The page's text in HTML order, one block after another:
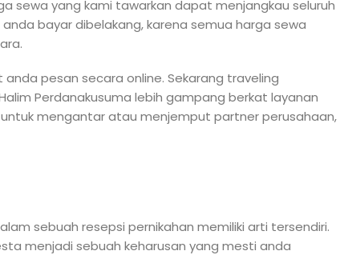
sewa yang kami tawarkan dapat menjangkau seluruh
bayar dibelakang, karena semua harga sewa
pesan secara online. Sekarang traveling
Perdanakusuma lebih gampang berkat layanan
mengantar atau menjemput partner perusahaan,
sebuah resepsi pernikahan memiliki arti tersendiri.
menjadi sebuah keharusan yang mesti anda